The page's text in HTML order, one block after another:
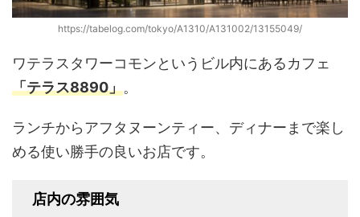
https://tabelog.com/tokyo/A1310/A131002/13155049/
ワテラスタワーコモンというビル内にあるカフェ
「テラス8890」。
ランチからアフタヌーンティー、ディナーまで楽し
める使い勝手の良いお店です。
店内の雰囲気